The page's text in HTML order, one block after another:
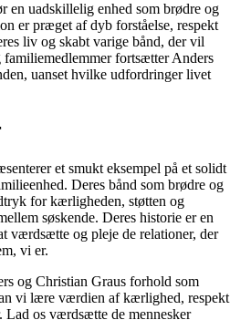
en uadskillelig enhed som brødre og
er præget af dyb forståelse, respekt
liv og skabt varige bånd, der vil
familiemedlemmer fortsætter Anders
uanset hvilke udfordringer livet
et smukt eksempel på et solidt
Deres bånd som brødre og
for kærligheden, støtten og
søskende. Deres historie er en
værdsætte og pleje de relationer, der
vi er.
og Christian Graus forhold som
vi lære værdien af kærlighed, respekt
Lad os værdsætte de mennesker